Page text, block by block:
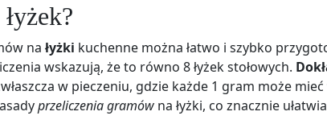
na łyżki kuchenne można łatwo i szybko
wskazują, że to równo 8 łyżek stołowych.
w pieczeniu, gdzie każde 1 gram może
przeliczenia gramów na łyżki, co znacznie